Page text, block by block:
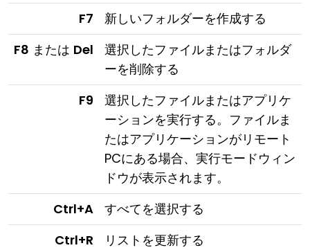
F7
新しいフォルダーを作成する
F8 または Del
選択したファイルまたはフォルダ
ーを削除する
F9
選択したファイルまたはアプリケ
ーションを実行する。ファイルま
たはアプリケーションがリモート
PCにある場合、実行モードウィン
ドウが表示されます。
Ctrl+A
すべてを選択する
Ctrl+R
リストを更新する